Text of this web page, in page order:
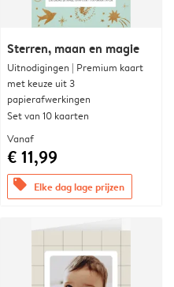
Sterren, maan en magie
Uitnodigingen | Premium kaart
met keuze uit 3
papierafwerkingen
Set van 10 kaarten
Vanaf
€ 11,99
offers Elke dag lage prijzen